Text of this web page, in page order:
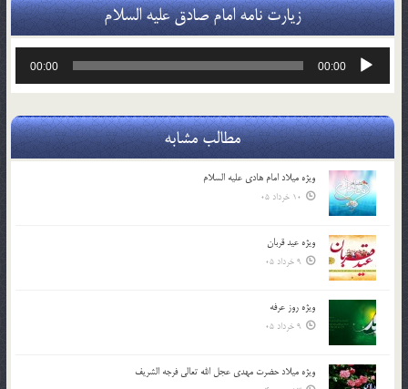
زیارت نامه امام صادق علیه السلام
پخش‌کننده
00:00
00:00
مطالب مشابه
ویژه میلاد امام هادی علیه السلام
10 خرداد 05
ویژه عید قربان
9 خرداد 05
ویژه روز عرفه
9 خرداد 05
ویژه میلاد حضرت مهدی عجل الله تعالی فرجه الشريف